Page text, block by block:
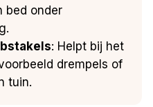
bed onder
: Helpt bij het
drempels of
tuin.